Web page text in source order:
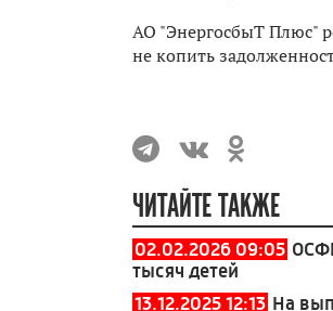
АО "ЭнергосбыТ Плюс"
не копить
ЧИТАЙТЕ ТАКЖЕ
02.02.2026 09:05
тысяч детей
13.12.2025 12:13 На